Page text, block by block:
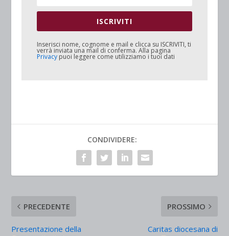
ISCRIVITI
Inserisci nome, cognome e mail e clicca su ISCRIVITI, ti
verrà inviata una mail di conferma. Alla pagina
Privacy puoi leggere come utilizziamo i tuoi dati
CONDIVIDERE:
PRECEDENTE
Presentazione della
PROSSIMO
Caritas diocesana di